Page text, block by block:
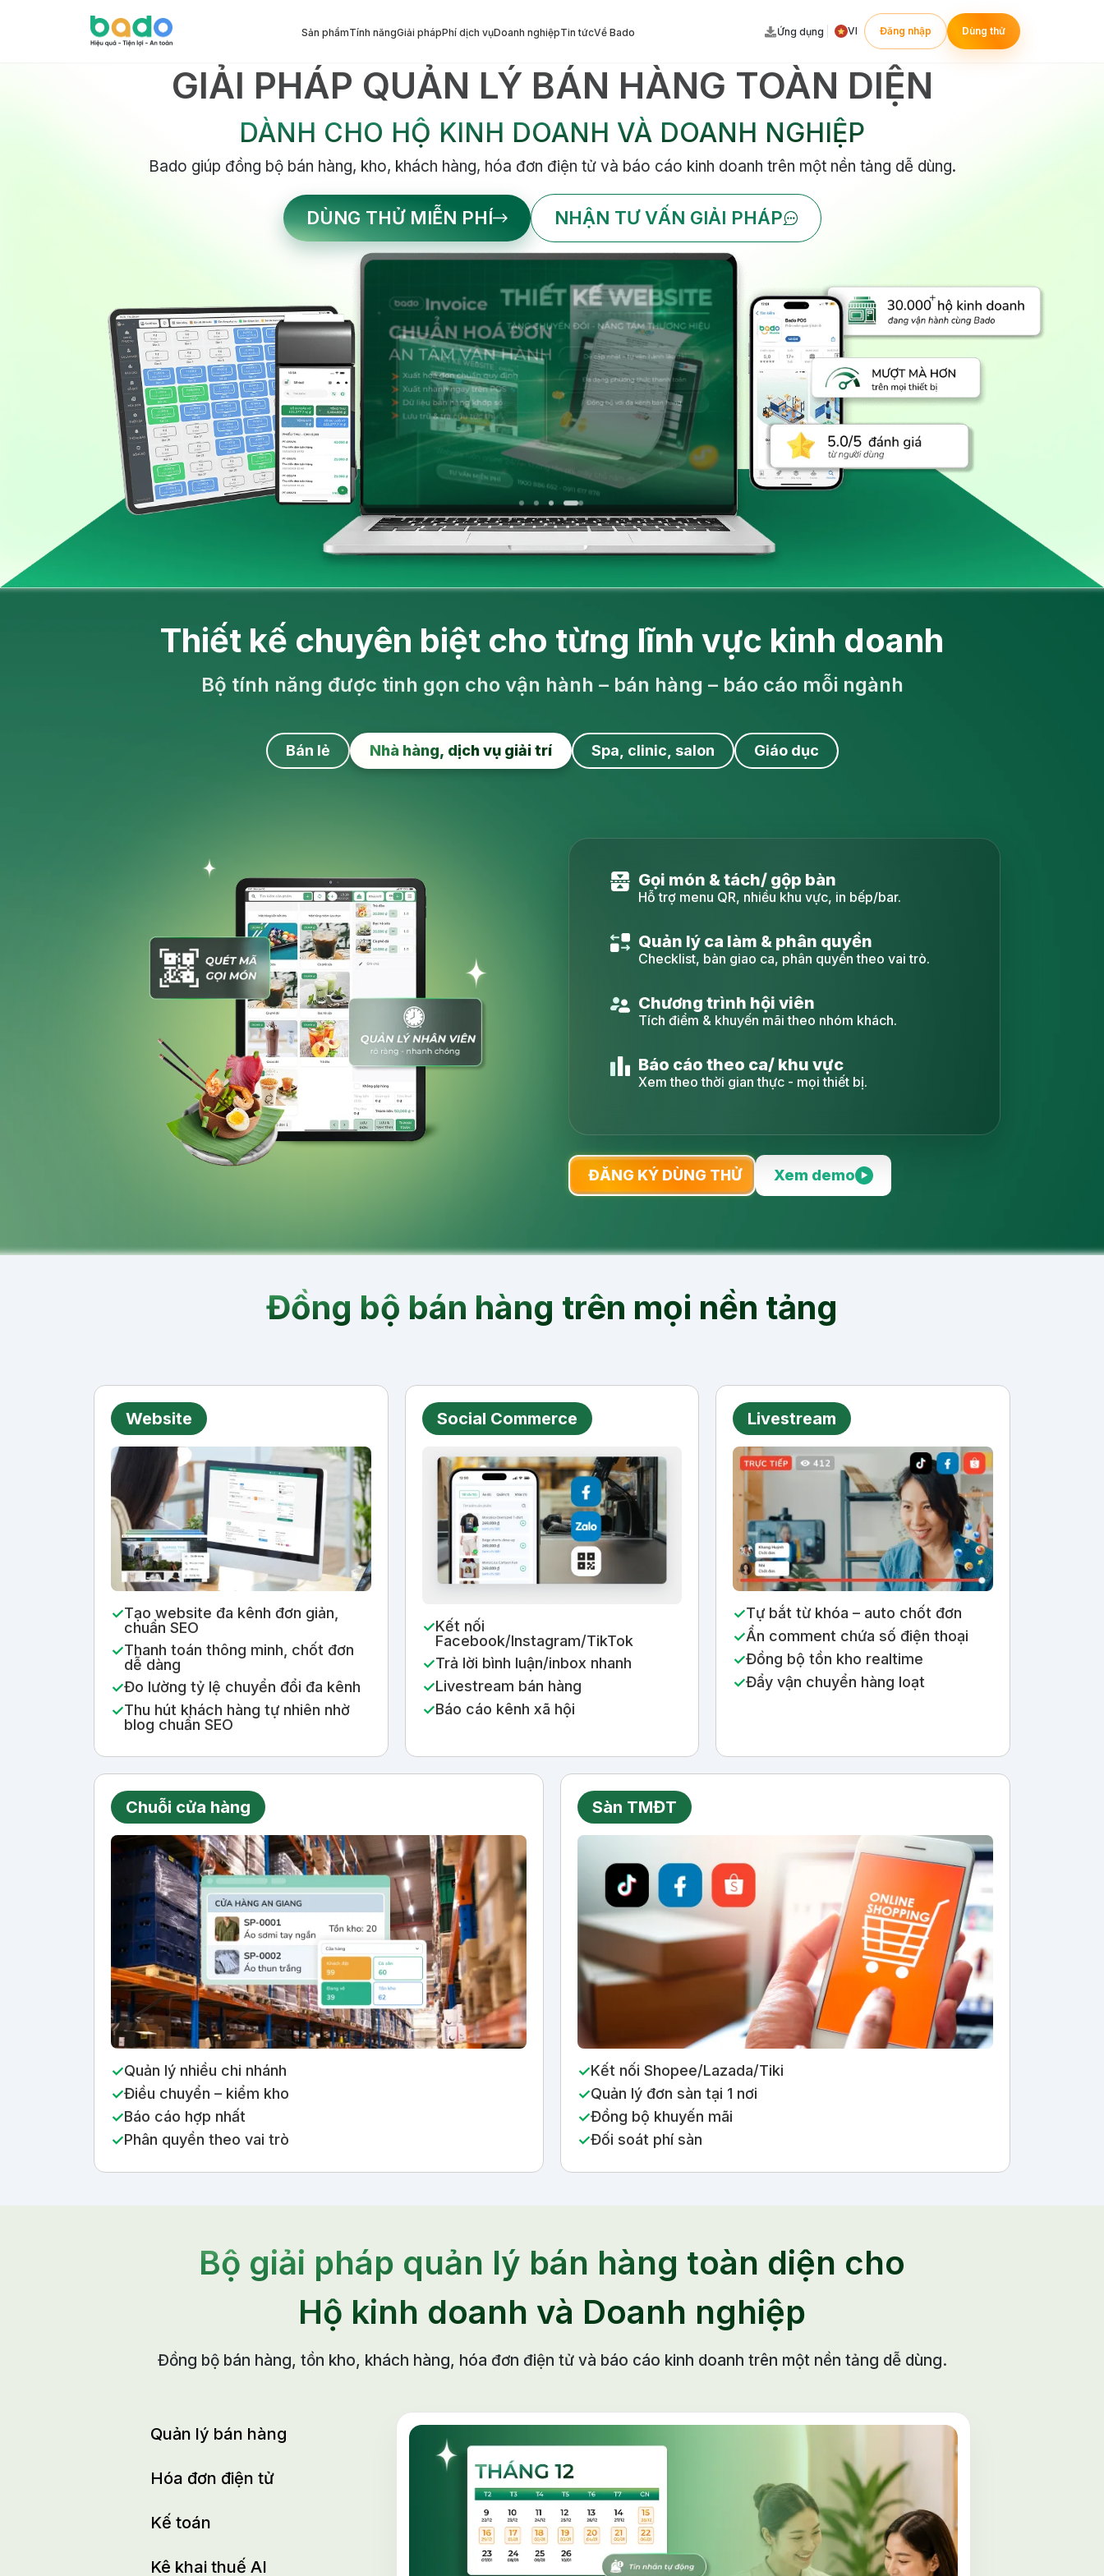
Sản phẩmTính năngGiải phápPhí dịch vụDoanh nghiệpTin tứcVề Bado Ứng dụng VI Đăng nhập Dùng thử
GIẢI PHÁP QUẢN LÝ BÁN HÀNG TOÀN DIỆN
DÀNH CHO HỘ KINH DOANH VÀ DOANH NGHIỆP
Bado giúp đồng bộ bán hàng, kho, khách hàng, hóa đơn điện tử và báo cáo kinh doanh trên một nền tảng dễ dùng.
DÙNG THỬ MIỄN PHÍ NHẬN TƯ VẤN GIẢI PHÁP
Thiết kế chuyên biệt cho từng lĩnh vực kinh doanh
Bộ tính năng được tinh gọn cho vận hành – bán hàng – báo cáo mỗi ngành
Bán lẻ Nhà hàng, dịch vụ giải trí Spa, clinic, salon Giáo dục
Đặt lịch & quản lý liệu trình
Tự động nhắc hẹn, theo dõi tiến trình điều trị.
Bán gói dịch vụ & thẻ trị liệu
Khấu trừ buổi, quản lý công nợ & hoa hồng.
Báo cáo khách hàng & doanh thu
Theo nhân viên, dịch vụ, chi nhánh.
Chăm sóc khách hàng
SMS/Zalo tự động sau điều trị.
ĐĂNG KÝ DÙNG THỬ Xem demo ▶︎
Đồng bộ bán hàng trên mọi nền tảng
Website
Tạo website đa kênh đơn giản,
chuẩn SEO
Thanh toán thông minh, chốt đơn
dễ dàng
Đo lường tỷ lệ chuyển đổi đa kênh
Thu hút khách hàng tự nhiên nhờ
blog chuẩn SEO
Social Commerce
Kết nối
Facebook/Instagram/TikTok
Trả lời bình luận/inbox nhanh
Livestream bán hàng
Báo cáo kênh xã hội
Livestream
Tự bắt từ khóa – auto chốt đơn
Ẩn comment chứa số điện thoại
Đồng bộ tồn kho realtime
Đẩy vận chuyển hàng loạt
Chuỗi cửa hàng
Quản lý nhiều chi nhánh
Điều chuyển – kiểm kho
Báo cáo hợp nhất
Phân quyền theo vai trò
Sàn TMĐT
Kết nối Shopee/Lazada/Tiki
Quản lý đơn sàn tại 1 nơi
Đồng bộ khuyến mãi
Đối soát phí sàn
Bộ giải pháp quản lý bán hàng toàn diện cho
Hộ kinh doanh và Doanh nghiệp
Đồng bộ bán hàng, tồn kho, khách hàng, hóa đơn điện tử và báo cáo kinh doanh trên một nền tảng dễ dùng.
Quản lý bán hàng
Hóa đơn điện tử
Kế toán
Kê khai thuế AI